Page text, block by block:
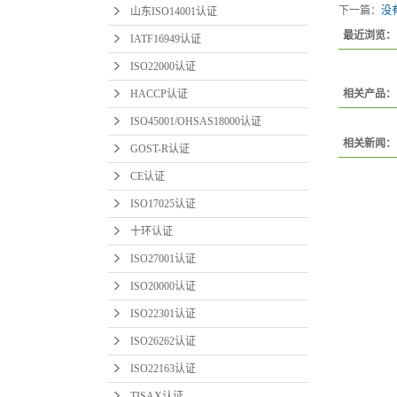
山东ISO14001认证
IATF16949认证
ISO22000认证
HACCP认证
ISO45001/OHSAS18000认证
GOST-R认证
CE认证
ISO17025认证
十环认证
ISO27001认证
ISO20000认证
ISO22301认证
ISO26262认证
ISO22163认证
下一篇： 没
最近浏览：
相关产品：
相关新闻：